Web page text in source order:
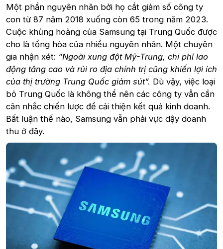
Một phần nguyên nhân bởi họ cắt giảm số công ty
con từ 87 năm 2018 xuống còn 65 trong năm 2023.
Cuộc khủng hoảng của Samsung tại Trung Quốc được
cho là tổng hòa của nhiều nguyên nhân. Một chuyên
gia nhận xét: “Ngoài xung đột Mỹ-Trung, chi phí lao
động tăng cao và rủi ro địa chính trị cũng khiến lợi ích
của thị trường Trung Quốc giảm sút”. Dù vậy, việc loại
bỏ Trung Quốc là không thể nên các công ty vẫn cần
cân nhắc chiến lược để cải thiện kết quả kinh doanh.
Bất luận thế nào, Samsung vẫn phải vực dậy doanh
thu ở đây.